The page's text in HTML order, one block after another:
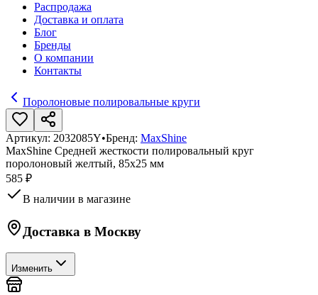
Распродажа
Доставка и оплата
Блог
Бренды
О компании
Контакты
Поролоновые полировальные круги
Артикул: 2032085Y•Бренд: MaxShine
MaxShine Средней жесткости полировальный круг
поролоновый желтый, 85x25 мм
585 ₽
В наличии в магазине
Доставка в Москву
Изменить